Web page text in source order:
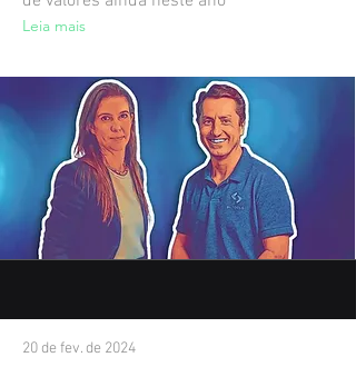
Leia mais
20 de fev. de 2024